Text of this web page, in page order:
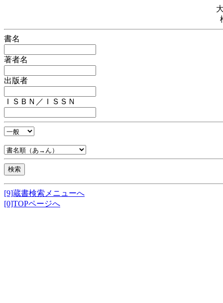
書名
著者名
出版者
ＩＳＢＮ／ＩＳＳＮ
[9]蔵書検索メニューへ
[0]TOPページへ